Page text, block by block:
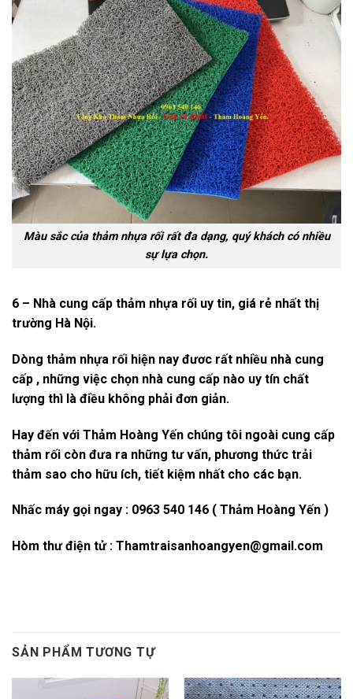
Màu sắc của thảm nhựa rối rất đa dạng, quý khách có nhiều
sự lựa chọn.
6 – Nhà cung cấp thảm nhựa rối uy tin, giá rẻ nhất thị
trường Hà Nội.
Dòng thảm nhựa rối hiện nay đươc rất nhiều nhà cung
cấp , những việc chọn nhà cung cấp nào uy tín chất
lượng thì là điều không phải đơn giản.
Hay đến với Thảm Hoàng Yến chúng tôi ngoài cung cấp
thảm rối còn đưa ra những tư vấn, phương thức trải
thảm sao cho hữu ích, tiết kiệm nhất cho các bạn.
Nhấc máy gọi ngay : 0963 540 146 ( Thảm Hoàng Yến )
Hòm thư điện tử : Thamtraisanhoangyen@gmail.com
SẢN PHẨM TƯƠNG TỰ